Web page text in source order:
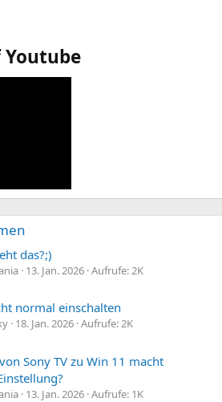
Youtube
das?;)
13. Jan. 2026 Aufrufe: 2K
normal einschalten
18. Jan. 2026 Aufrufe: 2K
Sony TV zu Win 11 macht
13. Jan. 2026 Aufrufe: 1K